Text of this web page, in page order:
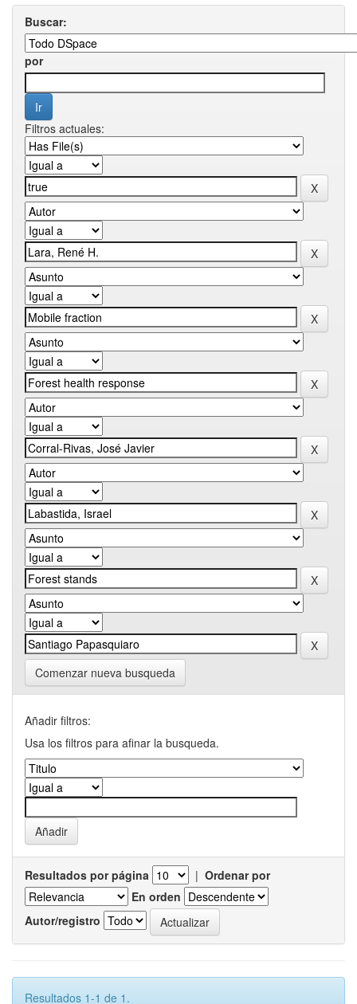
Buscar:
por
Filtros actuales:
Comenzar nueva busqueda
Añadir filtros:
Usa los filtros para afinar la busqueda.
Resultados por página | Ordenar por
En orden
Autor/registro
Resultados 1-1 de 1.